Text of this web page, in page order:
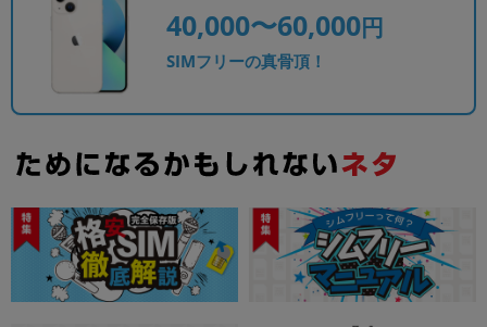
40,000〜60,000円
SIMフリーの真骨頂！